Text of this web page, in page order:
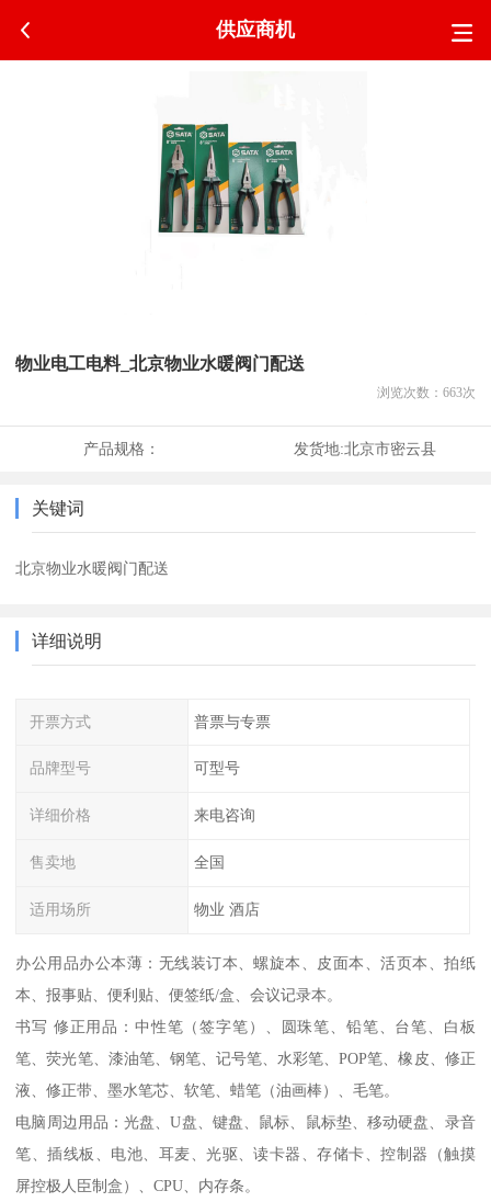
供应商机
物业电工电料_北京物业水暖阀门配送
浏览次数： 663次
产品规格： 发货地:北京市密云县
关键词
北京物业水暖阀门配送
详细说明
开票方式 普票与专票
品牌型号 可型号
详细价格 来电咨询
售卖地 全国
适用场所 物业 酒店
办公用品办公本薄：无线装订本、螺旋本、皮面本、活页本、拍纸
本、报事贴、便利贴、便签纸/盒、会议记录本。
书写 修正用品：中性笔（签字笔）、圆珠笔、铅笔、台笔、白板
笔、荧光笔、漆油笔、钢笔、记号笔、水彩笔、POP笔、橡皮、修正
液、修正带、墨水笔芯、软笔、蜡笔（油画棒）、毛笔。
电脑周边用品：光盘、U盘、键盘、鼠标、鼠标垫、移动硬盘、录音
笔、插线板、电池、耳麦、光驱、读卡器、存储卡、控制器（触摸
屏控极人臣制盒）、CPU、内存条。